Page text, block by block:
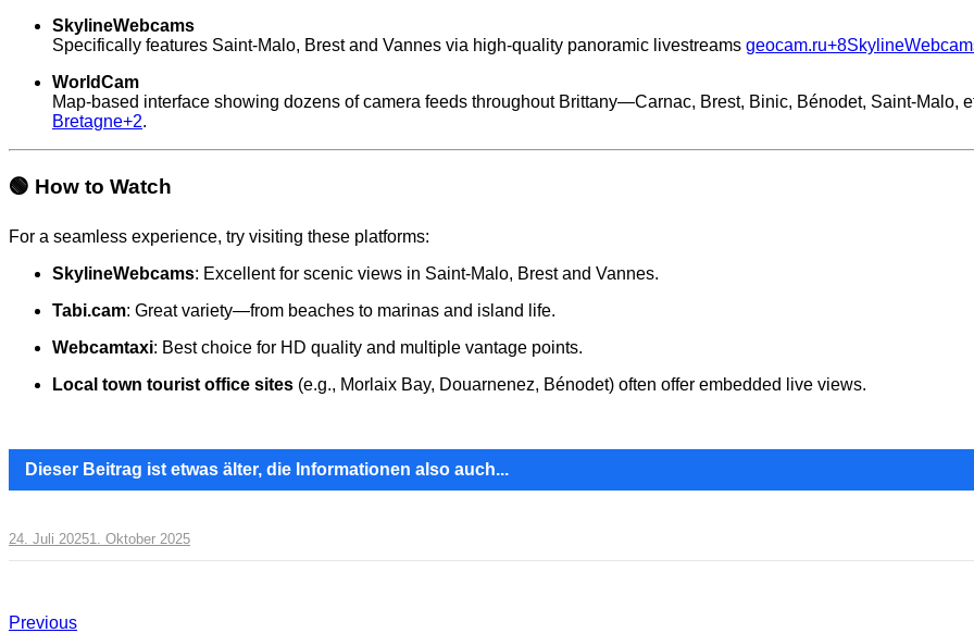
SkylineWebcams
Specifically features Saint‑Malo, Brest and Vannes via high-quality panoramic livestreams geocam.ru+8
WorldCam
Map-based interface showing dozens of camera feeds throughout Brittany—Carnac, Brest, Binic, Bénodet, Saint‑Malo,
Bretagne+2.
🟢 How to Watch
For a seamless experience, try visiting these platforms:
SkylineWebcams: Excellent for scenic views in Saint‑Malo, Brest and Vannes.
Tabi.cam: Great variety—from beaches to marinas and island life.
Webcamtaxi: Best choice for HD quality and multiple vantage points.
Local town tourist office sites (e.g., Morlaix Bay, Douarnenez, Bénodet) often offer embedded live views.
Dieser Beitrag ist etwas älter, die Informationen also auch...
24. Juli 20251. Oktober 2025
Previous